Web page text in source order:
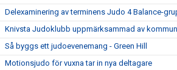
Delexaminering av terminens Judo 4 Balance-
Knivsta Judoklubb uppmärksammad av
Så byggs ett judoevenemang - Green Hill
Motionsjudo för vuxna tar in nya deltagare